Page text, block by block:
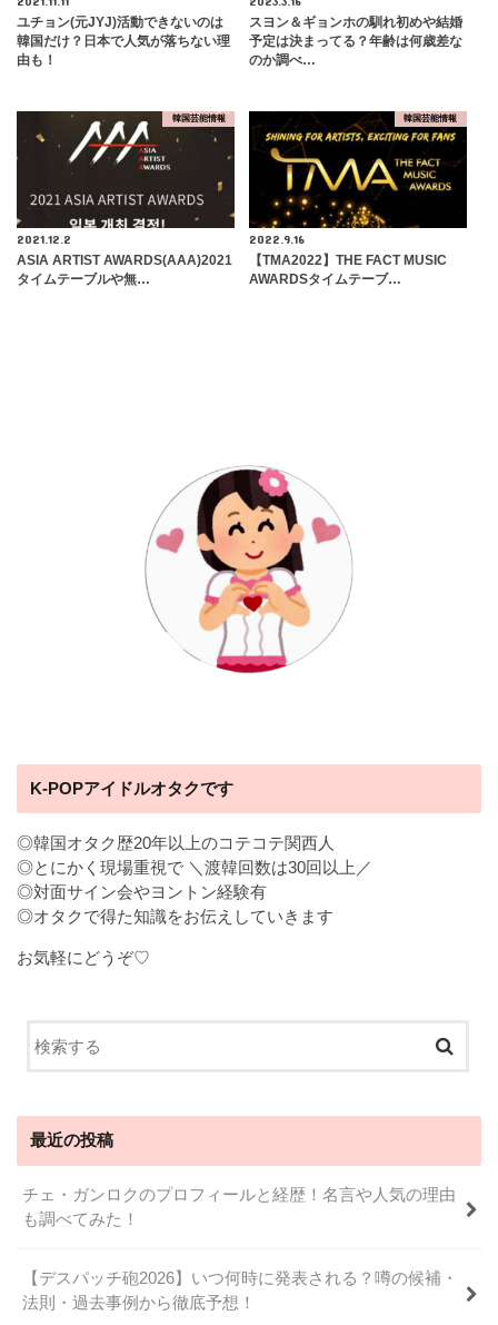
ユチョン(元JYJ)活動できないのは
韓国だけ？日本で人気が落ちない理
由も！
スヨン＆ギョンホの馴れ初めや結婚
予定は決まってる？年齢は何歳差な
のか調べ…
韓国芸能情報
2021.12.2
ASIA ARTIST AWARDS(AAA)2021
タイムテーブルや無…
韓国芸能情報
2022.9.16
【TMA2022】THE FACT MUSIC
AWARDSタイムテーブ…
K-POPアイドルオタクです
◎韓国オタク歴20年以上のコテコテ関西人
◎とにかく現場重視で ＼渡韓回数は30回以上／
◎対面サイン会やヨントン経験有
◎オタクで得た知識をお伝えしていきます
お気軽にどうぞ♡
最近の投稿
チェ・ガンロクのプロフィールと経歴！名言や人気の理由
も調べてみた！
【デスパッチ砲2026】いつ何時に発表される？噂の候補・
法則・過去事例から徹底予想！